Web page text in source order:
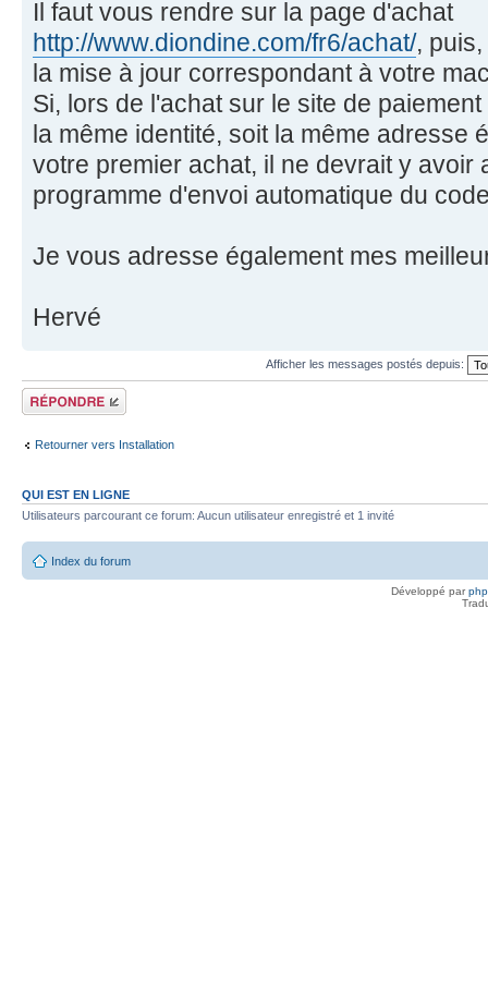
Il faut vous rendre sur la page d'achat
http://www.diondine.com/fr6/achat/,
la mise à jour correspondant à votre
Si, lors de l'achat sur le site de
la même identité, soit la même adresse
votre premier achat, il ne devrait y avoir
programme d'envoi automatique du
Je vous adresse également mes
Hervé
Afficher les messages postés depuis:
Répondre
Retourner vers Installation
QUI EST EN LIGNE
Utilisateurs parcourant ce forum: Aucun utilisateur enregistré et 1 invité
Index du forum
Développé par